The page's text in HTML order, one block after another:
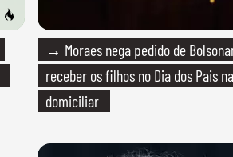
→ Moraes nega pedido de
receber os filhos no Dia dos Pais
domiciliar